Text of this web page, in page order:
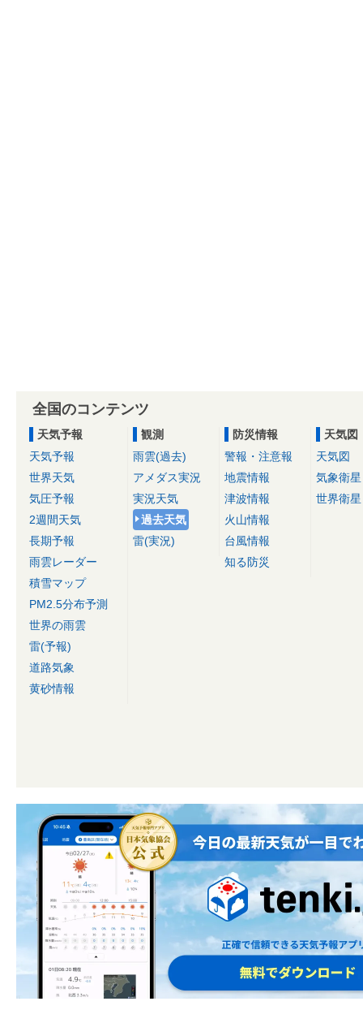
全国のコンテンツ
天気予報
天気予報
世界天気
気圧予報
2週間天気
長期予報
雨雲レーダー
積雪マップ
PM2.5分布予測
世界の雨雲
雷(予報)
道路気象
黄砂情報
観測
雨雲(過去)
アメダス実況
実況天気
過去天気
雷(実況)
防災情報
警報・注意報
地震情報
津波情報
火山情報
台風情報
知る防災
天気図
天気図
気象衛星
世界衛星